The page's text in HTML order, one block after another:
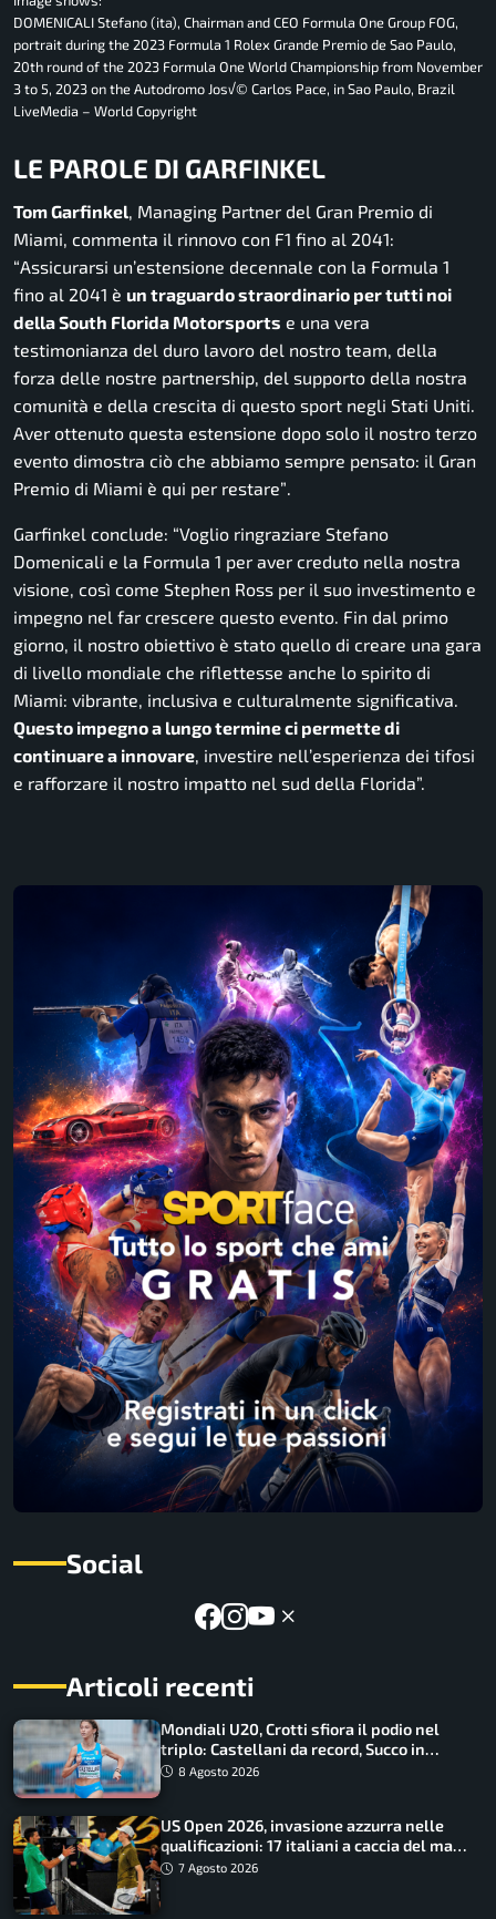
DOMENICALI Stefano (ita), Chairman and CEO Formula One Group FOG,
portrait during the 2023 Formula 1 Rolex Grande Premio de Sao Paulo,
20th round of the 2023 Formula One World Championship from November
3 to 5, 2023 on the Autodromo Jos√© Carlos Pace, in Sao Paulo, Brazil
LiveMedia – World Copyright
LE PAROLE DI GARFINKEL
Tom Garfinkel, Managing Partner del Gran Premio di
Miami, commenta il rinnovo con F1 fino al 2041:
“Assicurarsi un’estensione decennale con la Formula 1
fino al 2041 è un traguardo straordinario per tutti noi
della South Florida Motorsports e una vera
testimonianza del duro lavoro del nostro team, della
forza delle nostre partnership, del supporto della nostra
comunità e della crescita di questo sport negli Stati Uniti.
Aver ottenuto questa estensione dopo solo il nostro terzo
evento dimostra ciò che abbiamo sempre pensato: il Gran
Premio di Miami è qui per restare”.
Garfinkel conclude: “Voglio ringraziare Stefano
Domenicali e la Formula 1 per aver creduto nella nostra
visione, così come Stephen Ross per il suo investimento e
impegno nel far crescere questo evento. Fin dal primo
giorno, il nostro obiettivo è stato quello di creare una gara
di livello mondiale che riflettesse anche lo spirito di
Miami: vibrante, inclusiva e culturalmente significativa.
Questo impegno a lungo termine ci permette di
continuare a innovare, investire nell’esperienza dei tifosi
e rafforzare il nostro impatto nel sud della Florida”.
Social
Articoli recenti
Mondiali U20, Crotti sfiora il podio nel
triplo: Castellani da record, Succo in
finale
8 Agosto 2026
US Open 2026, invasione azzurra nelle
qualificazioni: 17 italiani a caccia del main
draw7 Agosto 2026